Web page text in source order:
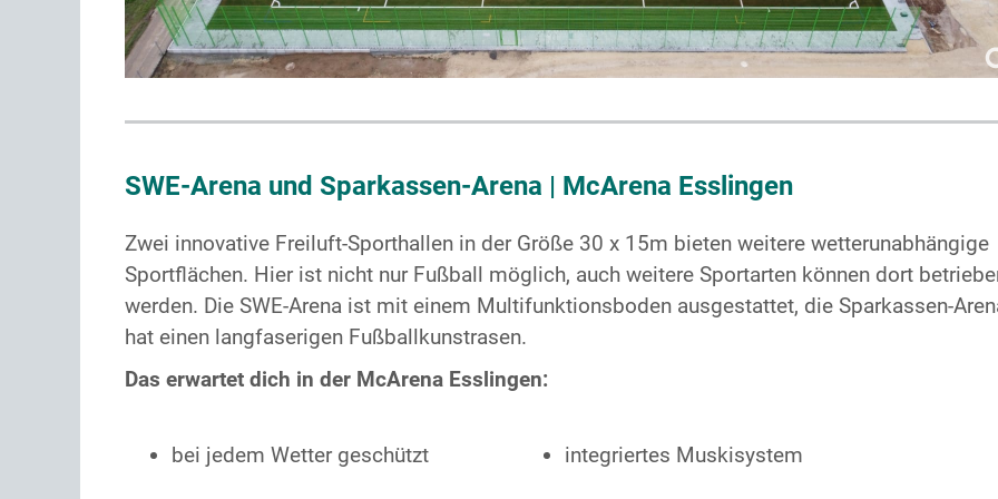
SWE-Arena und Sparkassen-Arena | McArena Esslingen
Zwei innovative Freiluft-Sporthallen in der Größe 30 x 15m bieten weitere wetterunabhängige
Sportflächen. Hier ist nicht nur Fußball möglich, auch weitere Sportarten können dort
werden. Die SWE-Arena ist mit einem Multifunktionsboden ausgestattet, die Sparkassen-
hat einen langfaserigen Fußballkunstrasen.
Das erwartet dich in der McArena Esslingen:
bei jedem Wetter geschützt integriertes Muskisystem